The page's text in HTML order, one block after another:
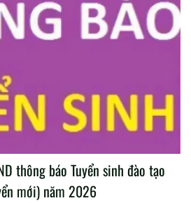
thông báo Tuyển sinh đào tạo
mới) năm 2026